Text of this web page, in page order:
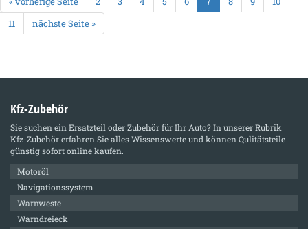
11
nächste Seite »
Kfz-Zubehör
Sie suchen ein Ersatzteil oder Zubehör für Ihr Auto? In unserer Rubrik
Kfz-Zubehörerfahren Sie alles Wissenswerte und können Qulitätsteile
günstig sofort online kaufen.
Motoröl
Navigationssystem
Warnweste
Warndreieck